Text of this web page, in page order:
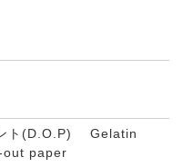
ント(D.O.P) Gelatin
paper